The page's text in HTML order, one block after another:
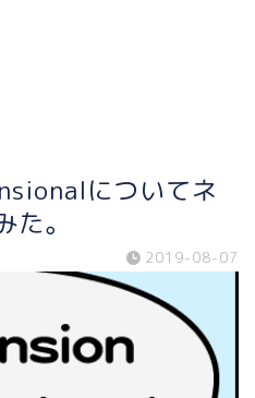
についてネ
。
2019-08-07